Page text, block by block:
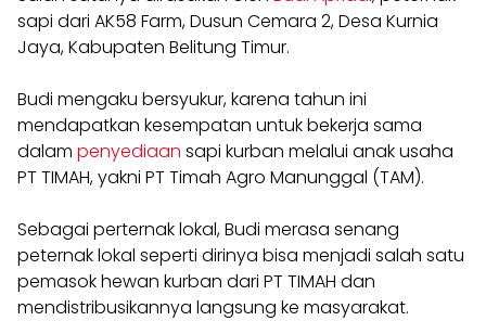
sapi dari AK58 Farm, Dusun Cemara 2, Desa Kurnia
Jaya, Kabupaten Belitung Timur.
Budi mengaku bersyukur, karena tahun ini
mendapatkan kesempatan untuk bekerja sama
dalam penyediaan sapi kurban melalui anak usaha
PT TIMAH, yakni PT Timah Agro Manunggal (TAM).
Sebagai perternak lokal, Budi merasa senang
peternak lokal seperti dirinya bisa menjadi salah satu
pemasok hewan kurban dari PT TIMAH dan
mendistribusikannya langsung ke masyarakat.